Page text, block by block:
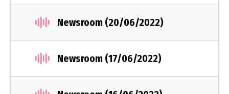
Newsroom (20/06/2022)
Newsroom (17/06/2022)